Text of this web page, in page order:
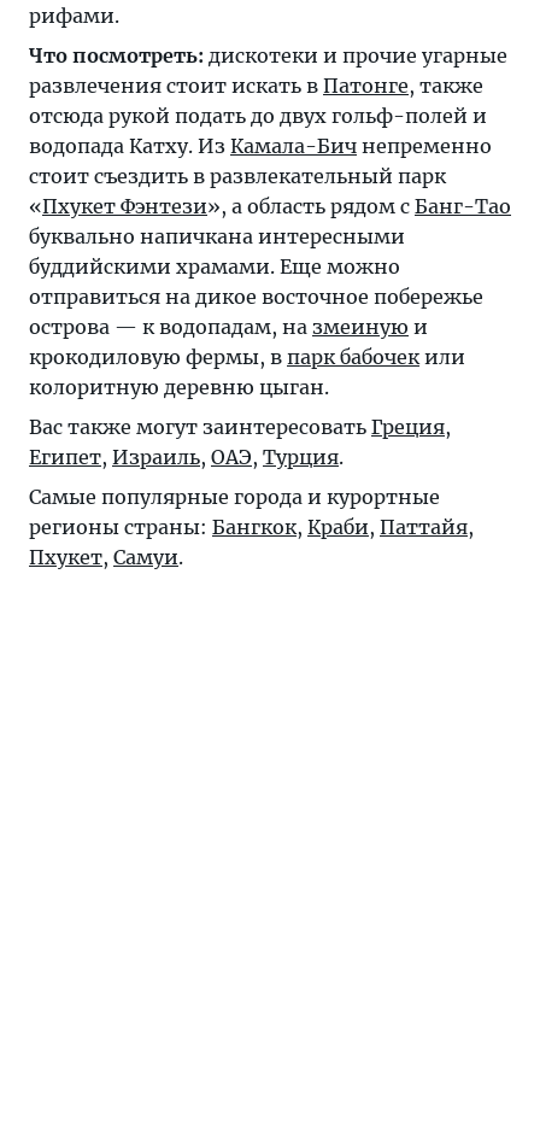
рифами.
Что посмотреть: дискотеки и прочие угарные
развлечения стоит искать в Патонге, также
отсюда рукой подать до двух гольф-полей и
водопада Катху. Из Камала-Бич непременно
стоит съездить в развлекательный парк
«Пхукет Фэнтези», а область рядом с Банг-Тао
буквально напичкана интересными
буддийскими храмами. Еще можно
отправиться на дикое восточное побережье
острова — к водопадам, на змеиную и
крокодиловую фермы, в парк бабочекили
колоритную деревню цыган.
Вас также могут заинтересовать Греция,
Египет, Израиль, ОАЭ, Турция.
Самые популярные города и курортные
регионы страны: Бангкок, Краби, Паттайя,
Пхукет, Самуи.